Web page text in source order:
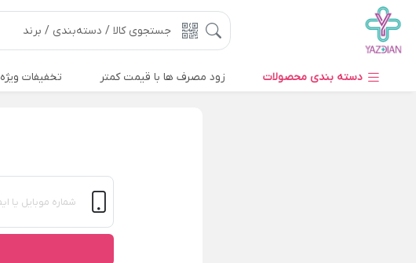
دسته بندی محصولات زود مصرف ها با قیمت کمتر تخفیفات ویژه